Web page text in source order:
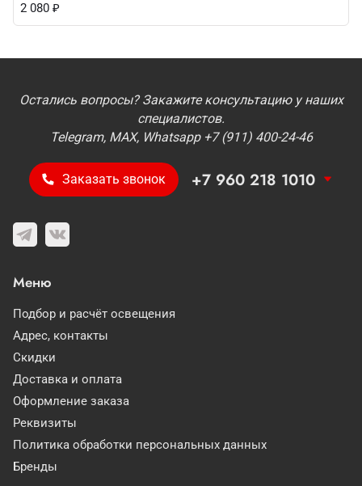
2 080 ₽
Остались вопросы? Закажите консультацию у наших
специалистов.
Telegram, MAX, Whatsapp +7 (911) 400-24-46
Заказать звонок +7 960 218 1010
Меню
Подбор и расчёт освещения
Адрес, контакты
Скидки
Доставка и оплата
Оформление заказа
Реквизиты
Политика обработки персональных данных
Бренды